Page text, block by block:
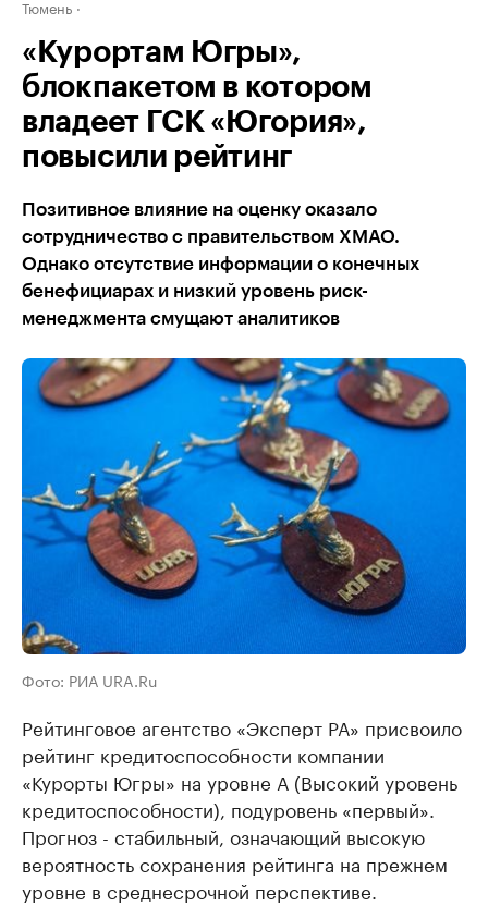
Тюмень
«Курортам Югры»,
блокпакетом в котором
владеет ГСК «Югория»,
повысили рейтинг
Позитивное влияние на оценку оказало
сотрудничество с правительством ХМАО.
Однако отсутствие информации о конечных
бенефициарах и низкий уровень риск-
менеджмента смущают аналитиков
Фото: РИА URA.Ru
Рейтинговое агентство «Эксперт РА» присвоило
рейтинг кредитоспособности компании
«Курорты Югры» на уровне А (Высокий уровень
кредитоспособности), подуровень «первый».
Прогноз - стабильный, означающий высокую
вероятность сохранения рейтинга на прежнем
уровне в среднесрочной перспективе.